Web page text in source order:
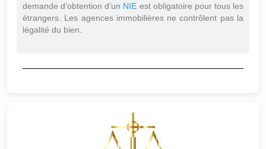
demande d’obtention d’un NIE est obligatoire pour tous les
étrangers. Les agences immobilières ne contrôlent pas la
légalité du bien.